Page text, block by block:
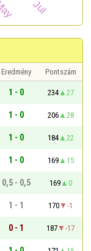
Eredmény
Pontszám
1 - 0 234
27
1 - 0 206
28
1 - 0 184
22
1 - 0 169
15
0,5 - 0,5 169
0
1 - 1 170
-1
0 - 1 187
-17